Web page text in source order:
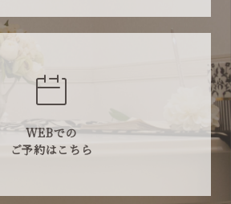
WEBでの
ご予約はこちら